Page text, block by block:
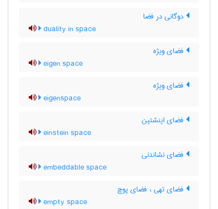
دوگانی در فضا
duality in space
فضای ویژه
eigen space
فضای ویژه
eigenspace
فضای اینشتین
einstein space
فضای نشاندنی
embeddable space
فضای تهی ، فضای پوچ
empty space